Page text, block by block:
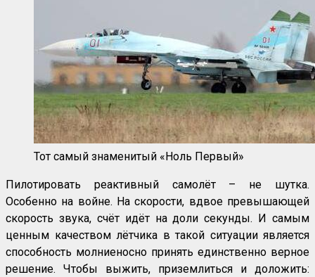
Тот самый знаменитый «Ноль Первый»
Пилотировать реактивный самолёт – не шутка.
Особенно на войне. На скорости, вдвое превышающей
скорость звука, счёт идёт на доли секунды. И самым
ценным качеством лётчика в такой ситуации является
способность молниеносно принять единственно верное
решение. Чтобы выжить, приземлиться и доложить: